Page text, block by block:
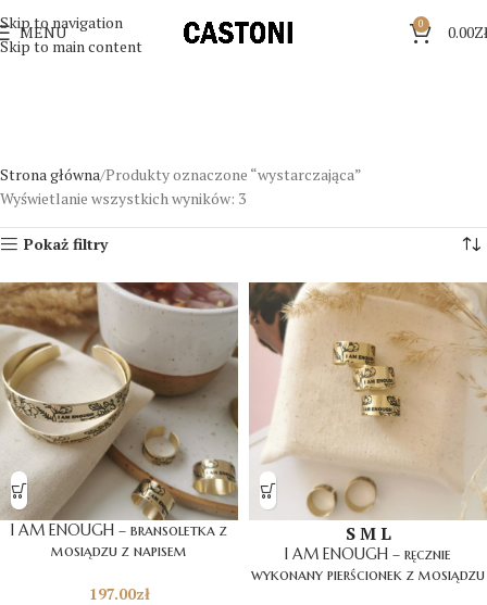
Skip to navigation
Skip to main content
MENU 0 0.00
Strona główna Produkty oznaczone “wystarczająca”
Wyświetlanie wszystkich wyników: 3
Pokaż filtry
I AM ENOUGH – bransoletka z
mosiądzu z napisem
197.00zł
SML
I AM ENOUGH – ręcznie
wykonany pierścionek z mosiądzu